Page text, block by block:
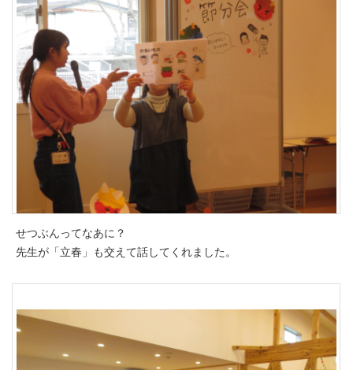
せつぶんってなあに？
先生が「立春」も交えて話してくれました。